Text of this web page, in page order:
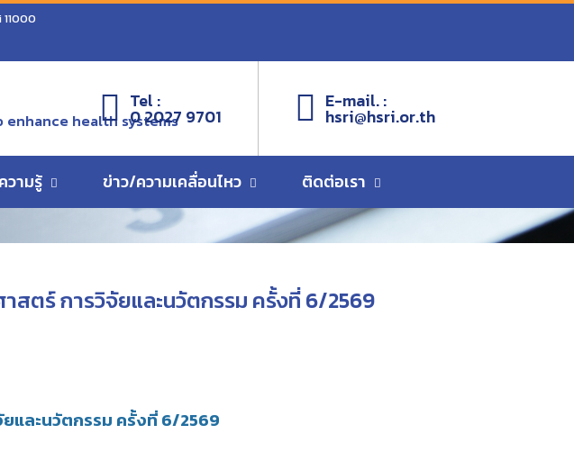
health systems
Tel :
0 2027 9701
E-mail. :
hsri@hsri.or.th
วามรู้ ข่าว/ความเคลื่อนไหว ติดต่อเรา
วิจัยและนวัตกรรม ครั้งที่ 6/2569
สตร์ การวิจัยและนวัตกรรม ครั้งที่ 6/2569
และนวัตกรรม ครั้งที่ 6/2569